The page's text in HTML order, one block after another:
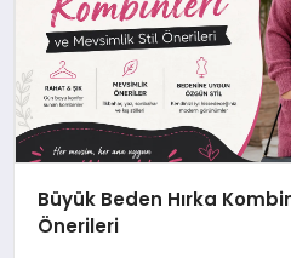
Büyük Beden Hırka
Önerileri